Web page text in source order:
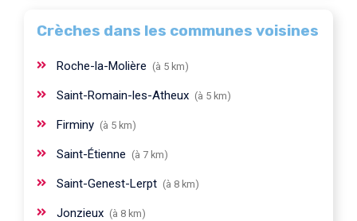
Crèches dans les communes voisines
Roche-la-Molière (à 5 km)
Saint-Romain-les-Atheux (à 5 km)
Firminy (à 5 km)
Saint-Étienne (à 7 km)
Saint-Genest-Lerpt (à 8 km)
Jonzieux (à 8 km)